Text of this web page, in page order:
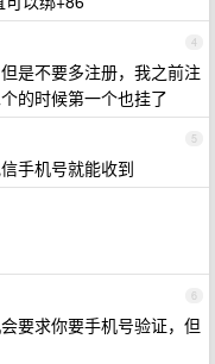
4
是不要多注册，我之前注
的时候第一个也挂了
5
手机号就能收到
6
要求你要手机号验证，但